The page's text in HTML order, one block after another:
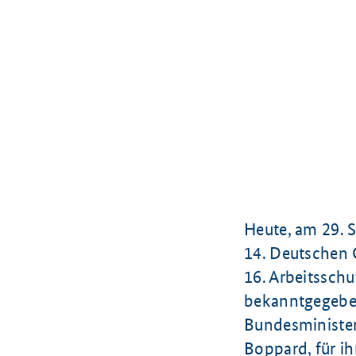
Heute, am 29.
14. Deutschen
16.
Boppard, für